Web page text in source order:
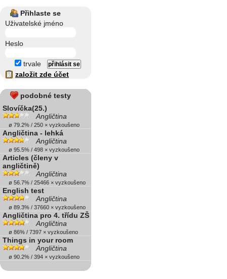
Přihlaste se
Uživatelské jméno
Heslo
trvale
založit zde účet
podobné testy
Slovíčka(25.)
Angličtina
ø 79.2% / 250 × vyzkoušeno
Angličtina - lehká
Angličtina
ø 95.5% / 498 × vyzkoušeno
Articles (členy v
angličtině)
Angličtina
ø 56.7% / 25466 × vyzkoušeno
English test
Angličtina
ø 89.3% / 37660 × vyzkoušeno
Angličtina pro 4. třídu ZŠ
Angličtina
ø 86% / 7397 × vyzkoušeno
Things in your room
Angličtina
ø 90.2% / 394 × vyzkoušeno